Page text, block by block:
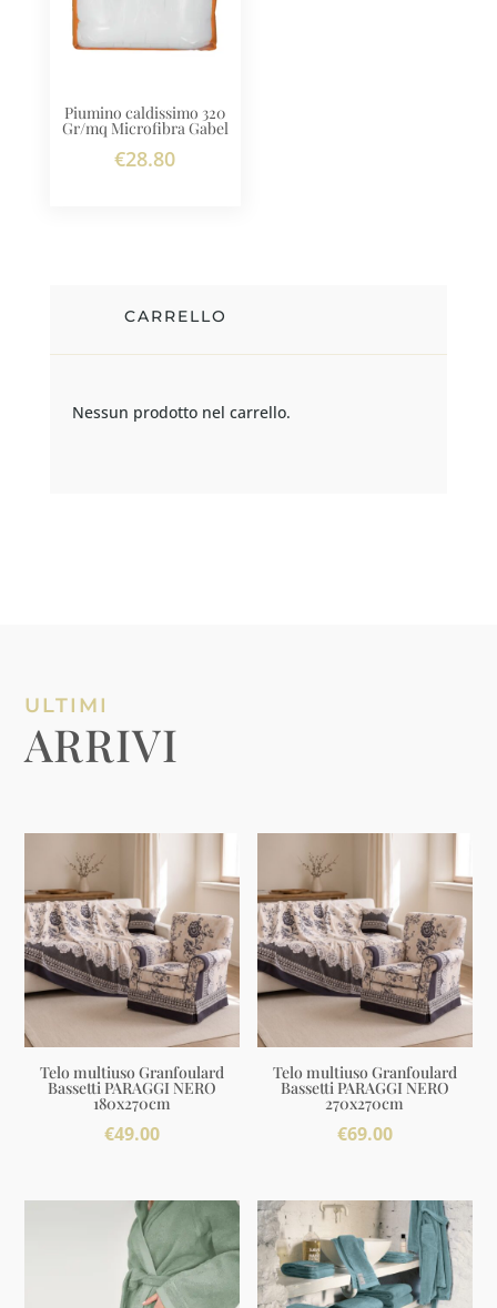
Piumino caldissimo 320
Gr/mq Microfibra Gabel
€28.80
CARRELLO
Nessun prodotto nel carrello.
ULTIMI
ARRIVI
Telo multiuso Granfoulard
Bassetti PARAGGI NERO
180x270cm
€49.00
Telo multiuso Granfoulard
Bassetti PARAGGI NERO
270x270cm
€69.00